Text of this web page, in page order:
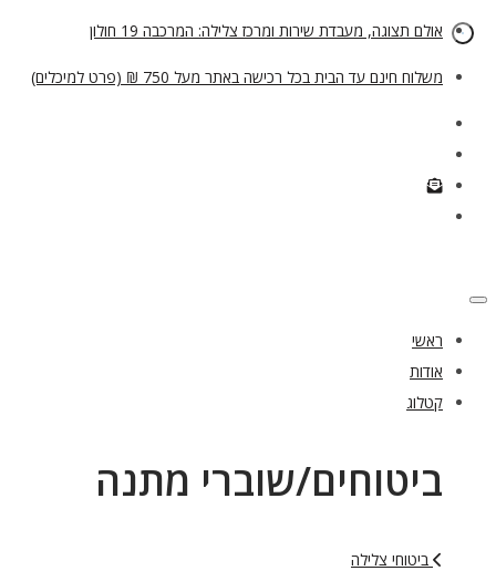
אולם תצוגה, מעבדת שירות ומרכז צלילה: המרכבה 19 חולון
משלוח חינם עד הבית בכל רכישה באתר מעל 750 ₪ (פרט למיכלים)
ראשי
אודות
קטלוג
ביטוחים/שוברי מתנה
ביטוחי צלילה